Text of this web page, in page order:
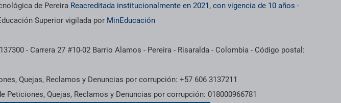
de Pereira Reacreditada institucionalmente en 2021, con vigencia de 10 años -
Superior vigilada por MinEducación
- Carrera 27 #10-02 Barrio Alamos - Pereira - Risaralda - Colombia - Código postal:
Quejas, Reclamos y Denuncias por corrupción: +57 606 3137211
Peticiones, Quejas, Reclamos y Denuncias por corrupción: 018000966781